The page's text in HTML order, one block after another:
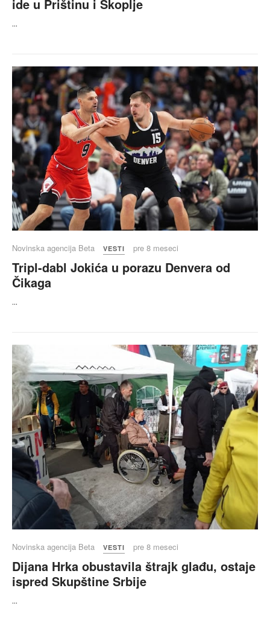
ide u Prištinu i Skoplje
...
Novinska agencija Beta VESTI pre 8 meseci
Tripl-dabl Jokića u porazu Denvera od
Čikaga
...
Novinska agencija Beta VESTI pre 8 meseci
Dijana Hrka obustavila štrajk glađu, ostaje
ispred Skupštine Srbije
...